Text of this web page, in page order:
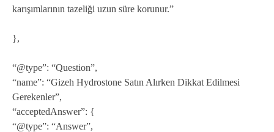
karışımlarının tazeliği uzun süre korunur.”
},
“@type”: “Question”,
“name”: “Gizeh Hydrostone Satın Alırken Dikkat Edilmesi
Gerekenler”,
“acceptedAnswer”: {
“@type”: “Answer”,